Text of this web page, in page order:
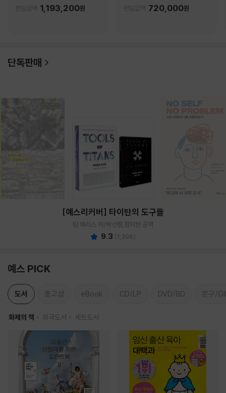
펀딩금액 1,193,200원 펀딩금액 720,000원
단독판매
[예스리커버] 타이탄의 도구들
팀 페리스 저/박선령,정지현 공역
9.3 (1,396)
예스 PICK
도서 중고샵 eBook CD/LP DVD/BD 문구/
화제의 책 외국도서 세트도서